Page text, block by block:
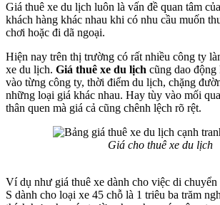
Giá thuê xe du lịch luôn là vấn đề quan tâm
khách hàng khác nhau khi có nhu cầu muốn
chơi hoặc đi dã ngoại.
Hiện nay trên thị trường có rất nhiều công ty
xe du lịch. Giá thuê xe du lịch cũng dao
vào từng công ty, thời điểm du lịch, chặng
những loại giá khác nhau. Hay tùy vào mối
thân quen mà giá cả cũng chênh lệch rõ rệt.
Giá cho thuê xe du lịch
Ví dụ như giá thuê xe dành cho việc di chuyển
S dành cho loại xe 45 chỗ là 1 triêu ba trăm